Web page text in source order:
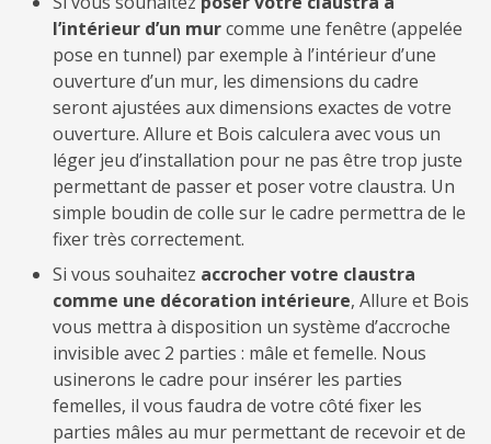
l’intérieur d’un murcomme une fenêtre (appelée
pose en tunnel) par exemple à l’intérieur d’une
ouverture d’un mur, les dimensions du cadre
seront ajustées aux dimensions exactes de votre
ouverture. Allure et Bois calculera avec vous un
léger jeu d’installation pour ne pas être trop juste
permettant de passer et poser votre claustra. Un
simple boudin de colle sur le cadre permettra de le
fixer très correctement.
Si vous souhaitez accrocher votre claustra
comme une décoration intérieure, Allure et Bois
vous mettra à disposition un système d’accroche
invisible avec 2 parties : mâle et femelle. Nous
usinerons le cadre pour insérer les parties
femelles, il vous faudra de votre côté fixer les
parties mâles au mur permettant de recevoir et de